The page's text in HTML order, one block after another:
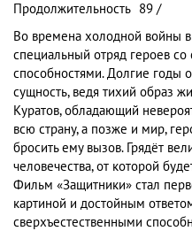
Продолжительность 89 /
Во времена холодной войны
специальный отряд героев со
способностями. Долгие годы
сущность, ведя тихий образ
Куратов, обладающий
всю страну, а позже и мир,
бросить ему вызов. Грядёт
человечества, от которой
Фильм «Защитники» стал
картиной и достойным
сверхъестественными